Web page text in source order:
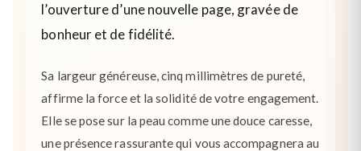
l’ouverture d’une nouvelle page, gravée de
bonheur et de fidélité.
Sa largeur généreuse, cinq millimètres de pureté,
affirme la force et la solidité de votre engagement.
Elle se pose sur la peau comme une douce caresse,
une présence rassurante qui vous accompagnera au